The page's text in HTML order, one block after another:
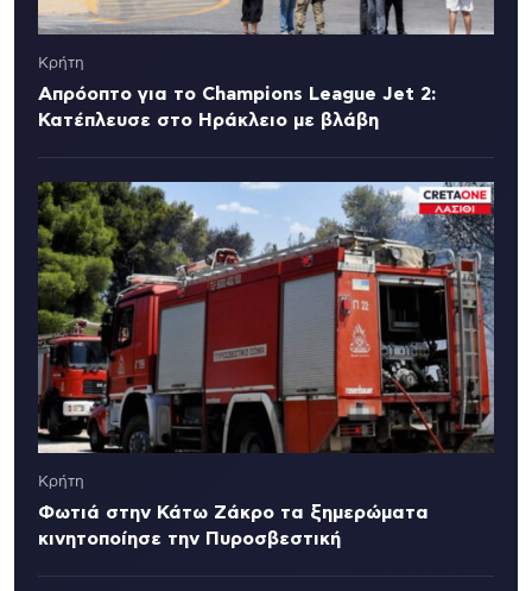
Κρήτη
Απρόοπτο για το Champions League Jet 2:
Κατέπλευσε στο Ηράκλειο με βλάβη
Κρήτη
Φωτιά στην Κάτω Ζάκρο τα ξημερώματα
κινητοποίησε την Πυροσβεστική